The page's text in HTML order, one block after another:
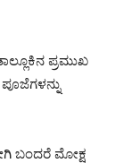
ಪ್ರಮುಖ
ಬಂದರೆ ಮೋಕ್ಷ